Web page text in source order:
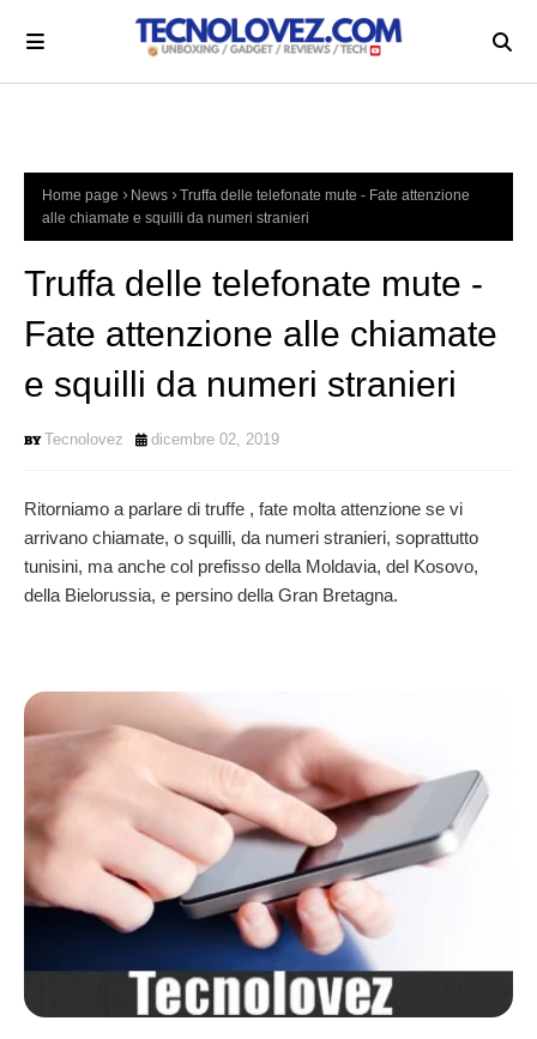
Home page News
Truffa delle telefonate mute - Fate attenzione
alle chiamate e squilli da numeri stranieri
Truffa delle telefonate mute -
Fate attenzione alle chiamate
e squilli da numeri stranieri
Tecnolovez dicembre 02, 2019
Ritorniamo a parlare di truffe , fate molta attenzione se vi
arrivano chiamate, o squilli, da numeri stranieri, soprattutto
tunisini, ma anche col prefisso della Moldavia, del Kosovo,
della Bielorussia, e persino della Gran Bretagna.